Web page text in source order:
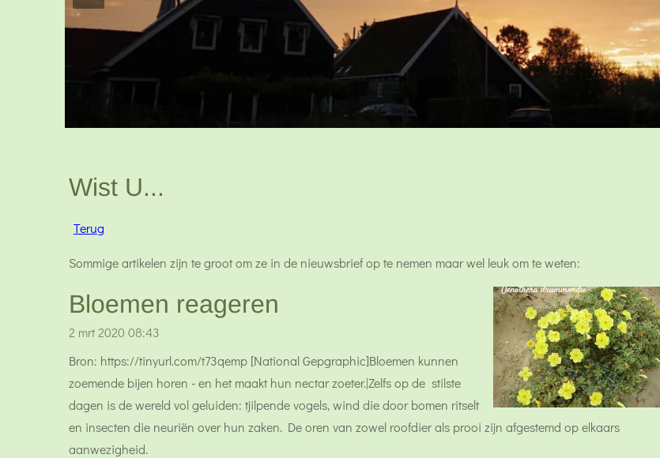
Wist U...
Terug
Sommige artikelen zijn te groot om ze in de nieuwsbrief op te nemen maar wel leuk om te weten:
Bloemen reageren
2 mrt 2020 08:43
Bron: https://tinyurl.com/t73qemp [National Gepgraphic]Bloemen kunnen
zoemende bijen horen - en het maakt hun nectar zoeter.|Zelfs op de stilste
dagen is de wereld vol geluiden: tjilpende vogels, wind die door bomen ritselt
en insecten die neuriën over hun zaken. De oren van zowel roofdier als prooi zijn afgestemd op elkaars
aanwezigheid.